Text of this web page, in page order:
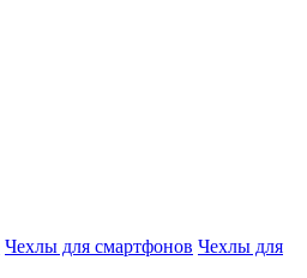
Чехлы для смартфонов Чехлы для